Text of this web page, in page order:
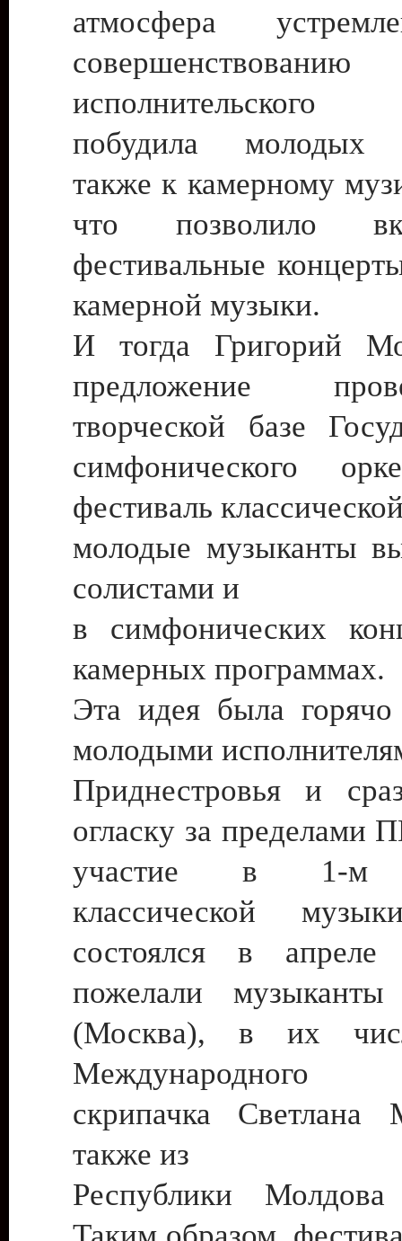
атмосфера
совершенствованию
исполнительского
побудила молодых
также к камерному
что позволило
фестивальные
камерной музыки.
И тогда Григорий
предложение
творческой базе
симфонического
фестиваль
молодые музыканты
солистами и
в симфонических
камерных программах.
Эта идея была
молодыми
Приднестровья и
огласку за пределами
участие в 1-м
классической
состоялся в
пожелали
(Москва), в их
Международного
скрипачка Светлана
также из
Республики